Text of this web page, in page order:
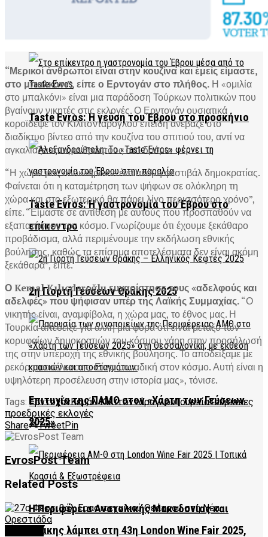
Taste Evros: Η γεύση του Έβρου στο προσκήνιο
Taste Evros: Η γαστρονομία του Έβρου στο
επίκεντρο
2η Γιορτή Γεύσεων Θράκης 2025
Επιτυχία της ΠΑΜΘ στον «Χάρτη των Γεύσεων
2025»
Η Περιφέρεια Ανατολικής Μακεδονίας και
Θράκης λάμπει στη 43η London Wine Fair 2025,
“Μερικοί άνθρωποι είναι στην κουζίνα και εμείς είμαστε,
στο μπαλκόνι”, είπε ο Ερντογάν στο πλήθος. Η «ομιλία
στο μπαλκόνι» είναι μια παράδοση Τούρκων πολιτικών που
βγαίνουν νικητές στις εκλογές. Ο Ερντογάν ουσιατικά
κοροϊδέψε τον Κιλιτσντάρογλου επειδή ανέβαζε στο
διαδίκτυο βίντεο από την κουζίνα του σπιτιού του, αντί να
αγκαλιάζει τους ανθρώπους στο δρόμο.
“Η χώρα μας ολοκλήρωσε ένα ακόμη φεστιβάλ δημοκρατίας.
Φαίνεται ότι η καταμέτρηση των ψήφων σε ολόκληρη τη
χώρα και στο εξωτερικό θα πάρει λίγο περισσότερο χρόνο”,
είπε. “Είμαστε σε αντίθεση με αυτούς που προσπαθούν να
εξαπατήσουν τον κόσμο. Γνωρίζουμε ότι έχουμε ξεκάθαρο
προβάδισμα, αλλά περιμένουμε την εκδήλωση εθνικής
βούλησης, καθώς τα επίσημα αποτελέσματα δεν είναι ακόμη
ξεκάθαρα”, είπε.
Ο Kemal Kılıçdaroğlu ευχαρίστησε τους «αδελφούς και
αδελφές» που ψήφισαν υπέρ της Λαϊκής Συμμαχίας.“Ο
νικητής είναι, αναμφίβολα, η χώρα μας, το έθνος μας. Η
Τουρκία απέδειξε για άλλη μια φορά ότι είναι μεταξύ των
κορυφαίων δημοκρατιών του κόσμου χάρη στην προσήλωσή
της στην υπεροχή της εθνικής βούλησης. Το αποδείξαμε με
ρεκόρ προσέλευσης. Είναι μοναδική στον κόσμο. Αυτή είναι η
υψηλότερη προσέλευση στην ιστορία μας», τόνισε.
Tags: ΕρντογάνΚεμάλ ΚιλιτσντάρογλουΤουρκίαΤούρκικες
προεδρικές εκλογές
Share
TweetPin
EvrosPost Team
RelatedPosts